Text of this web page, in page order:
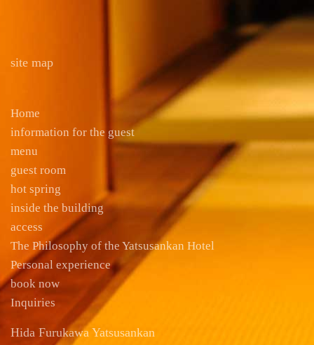
site map
Home
information for the guest
menu
guest room
hot spring
inside the building
access
The Philosophy of the Yatsusankan Hotel
Personal experience
book now
Inquiries
Hida Furukawa Yatsusankan